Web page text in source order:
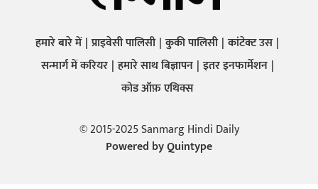
हमारे बारे में प्राइवेसी पालिसी कुकी पालिसी कांटेक्ट उस
सन्मार्ग में करियर हमारे साथ बिज्ञापन इतर इनफार्मेशन
कोड ऑफ़ एथिक्स
© 2015-2025 Sanmarg Hindi Daily
Powered byQuintype